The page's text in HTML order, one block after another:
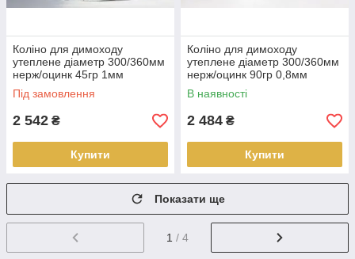
Коліно для димоходу
утеплене діаметр 300/360мм
нерж/оцинк 45гр 1мм
(сендвіч) AISI 321
Під замовлення
2 542 ₴
Купити
Коліно для димоходу
утеплене діаметр 300/360мм
нерж/оцинк 90гр 0,8мм
(сендвіч) AISI 304
В наявності
2 484 ₴
Купити
Показати ще
1 / 4